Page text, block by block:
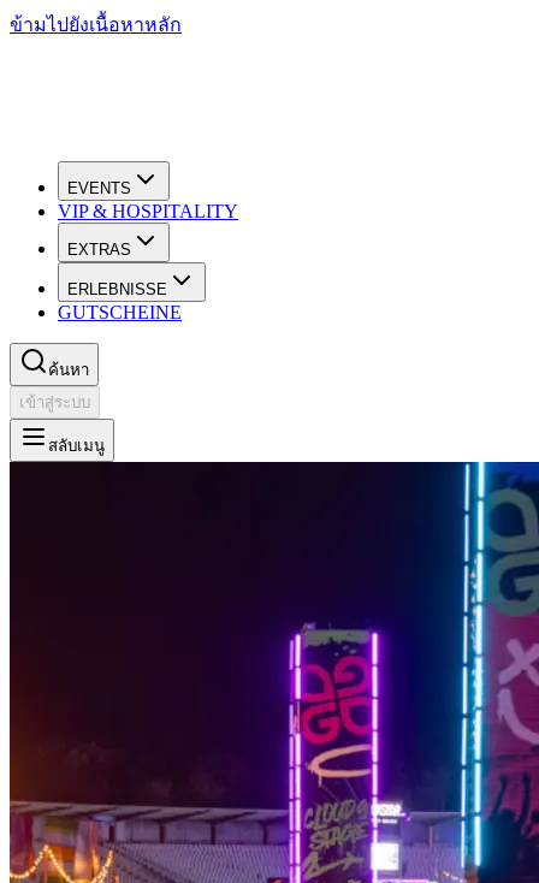
ข้ามไปยังเนื้อหาหลัก
EVENTS
VIP & HOSPITALITY
EXTRAS
ERLEBNISSE
GUTSCHEINE
ค้นหา
เข้าสู่ระบบ
สลับเมนู